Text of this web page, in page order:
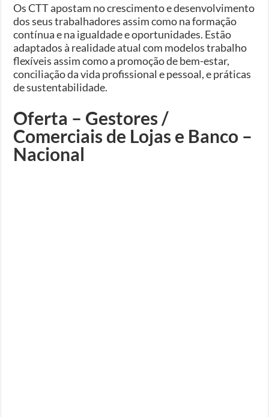
Os CTT apostam no crescimento e desenvolvimento
dos seus trabalhadores assim como na formação
contínua e na igualdade e oportunidades. Estão
adaptados à realidade atual com modelos trabalho
flexíveis assim como a promoção de bem-estar,
conciliação da vida profissional e pessoal, e práticas
de sustentabilidade.
Oferta – Gestores /
Comerciais de Lojas e Banco –
Nacional